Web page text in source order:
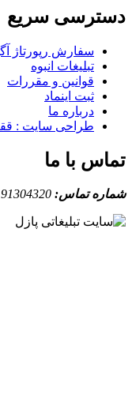
سریع
سفارش رپورتاژ آگهی
تبلیغات انبوه
قوانین و مقررات
ثبت اینماد
درباره ما
طراحی سایت :
با ما
تماس:02191304320